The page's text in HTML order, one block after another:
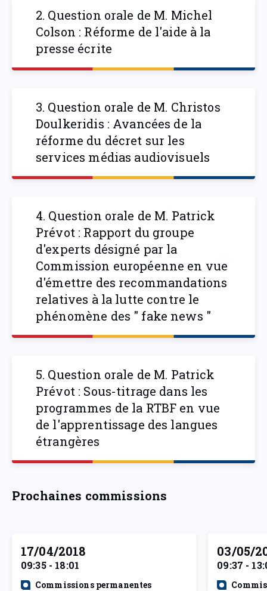
2. Question orale de M. Michel
Colson : Réforme de l'aide à la
presse écrite
3. Question orale de M. Christos
Doulkeridis : Avancées de la
réforme du décret sur les
services médias audiovisuels
4. Question orale de M. Patrick
Prévot : Rapport du groupe
d'experts désigné par la
Commission européenne en vue
d'émettre des recommandations
relatives à la lutte contre le
phénomène des " fake news "
5. Question orale de M. Patrick
Prévot : Sous-titrage dans les
programmes de la RTBF en vue
de l'apprentissage des langues
étrangères
Prochaines commissions
17/04/2018
09:35 - 18:01
Commissions permanentes
03/05/
09:37 -